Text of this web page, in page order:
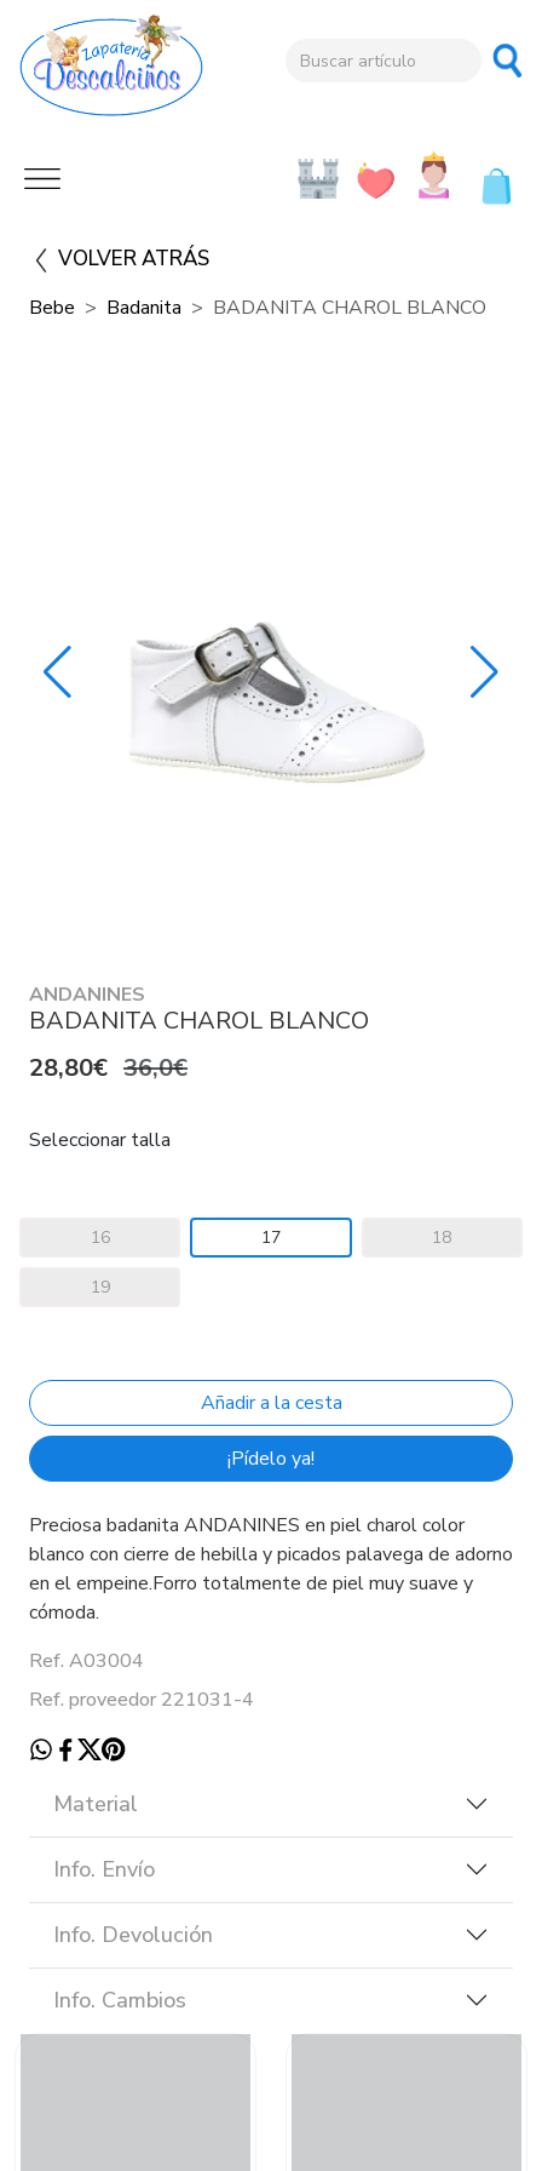
VOLVER ATRÁS
Bebe Badanita BADANITA CHAROL BLANCO
ANDANINES
BADANITA CHAROL BLANCO
28,80€ 36,0€
Seleccionar talla
16 17 18
19
¡Pídelo ya!
Preciosa badanita ANDANINES en piel charol color
blanco con cierre de hebilla y picados palavega de adorno
en el empeine.Forro totalmente de piel muy suave y
cómoda.
Ref. A03004
Ref. proveedor 221031-4
Material
Info. Envío
Info. Devolución
Info. Cambios